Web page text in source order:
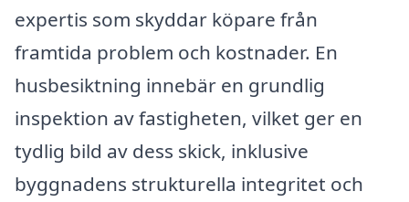
expertis som skyddar köpare från
framtida problem och kostnader. En
husbesiktning innebär en grundlig
inspektion av fastigheten, vilket ger en
tydlig bild av dess skick, inklusive
byggnadens strukturella integritet och